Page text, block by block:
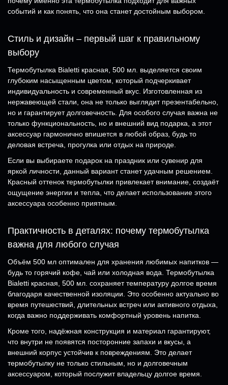
событий и как понять, что она станет достойным выбором.
Стиль и дизайн – первый шаг к правильному
выбору
Термобутылка Bialetti красная, 500 мл. выделяется своим
глубоким насыщенным цветом, который подчеркивает
индивидуальность и современный вкус. Изготовленная из
нержавеющей стали, она не только выглядит презентабельно,
но и гарантирует долговечность. Для особого случая важна не
только функциональность, но и внешний вид подарка, а этот
аксессуар гармонично впишется в любой образ, будь то
деловая встреча, прогулка или отдых на природе.
Если вы выбираете подарок на праздник или сувенир для
яркой личности, данный вариант станет удачным решением.
Красный оттенок термобутылки привлекает внимание, создаёт
ощущение энергии и тепла, что делает использование этого
аксессуара особенно приятным.
Практичность в деталях: почему термобутылка
важна для любого случая
Объём 500 мл оптимален для хранения любимых напитков —
будь то горячий кофе, чай или холодная вода. Термобутылка
Bialetti красная, 500 мл. сохраняет температуру долгое время
благодаря качественной изоляции. Это особенно актуально во
время путешествий, длительных встреч или активного отдыха,
когда важно поддерживать комфортный уровень напитка.
Кроме того, надёжная конструкция и материал гарантируют,
что внутри не появятся посторонние запахи и вкусы, а
внешний корпус устойчив к повреждениям. Это делает
термобутылку не только стильным, но и долговечным
аксессуаром, который послужит владельцу долгое время.